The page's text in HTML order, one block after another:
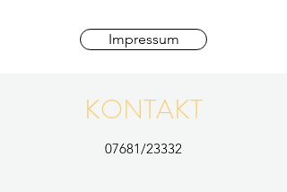
Impressum
KONTAKT
07681/23332